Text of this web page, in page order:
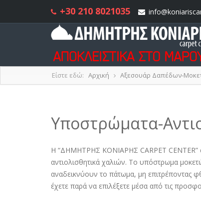
+30 210 8021035
Είστε εδώ: Αρχική Αξεσουάρ Δαπέδων-
Υποστρώματα-
Η “ΔΗΜΗΤΡΗΣ ΚΟΝΙΑΡΗΣ CARPET CENTER”
αντιολισθητικά χαλιών. Το υπόστρωμα
αναδεικνύουν το πάτωμα, μη επιτρέποντας
έχετε παρά να επιλέξετε μέσα από τις